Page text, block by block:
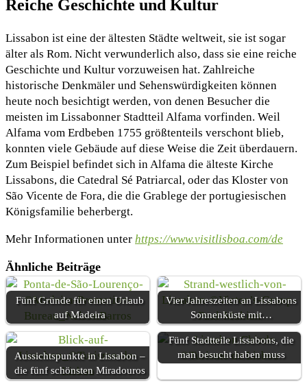
Reiche Geschichte und Kultur
Lissabon ist eine der ältesten Städte weltweit, sie ist sogar
älter als Rom. Nicht verwunderlich also, dass sie eine reiche
Geschichte und Kultur vorzuweisen hat. Zahlreiche
historische Denkmäler und Sehenswürdigkeiten können
heute noch besichtigt werden, von denen Besucher die
meisten im Lissabonner Stadtteil Alfama vorfinden. Weil
Alfama vom Erdbeben 1755 größtenteils verschont blieb,
konnten viele Gebäude auf diese Weise die Zeit überdauern.
Zum Beispiel befindet sich in Alfama die älteste Kirche
Lissabons, die Catedral Sé Patriarcal, oder das Kloster von
São Vicente de Fora, die die Grablege der portugiesischen
Königsfamilie beherbergt.
Mehr Informationen unter https://www.visitlisboa.com/de
Ähnliche Beiträge
Fünf Gründe für einen Urlaub
auf Madeira
Vier Jahreszeiten an Lissabons
Sonnenküste mit…
Aussichtspunkte in Lissabon –
die fünf schönsten Miradouros
Fünf Stadtteile Lissabons, die
man besucht haben muss